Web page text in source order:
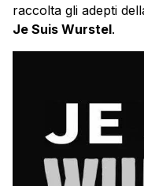
raccolta gli adepti
Je Suis Wurstel.